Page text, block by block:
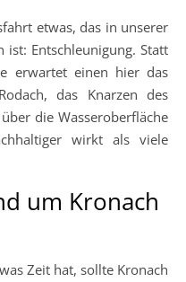
etwas, das in unserer
ist: Entschleunigung. Statt
erwartet einen hier das
das Knarzen des
die Wasseroberfläche
wirkt als viele
um Kronach
Zeit hat, sollte Kronach